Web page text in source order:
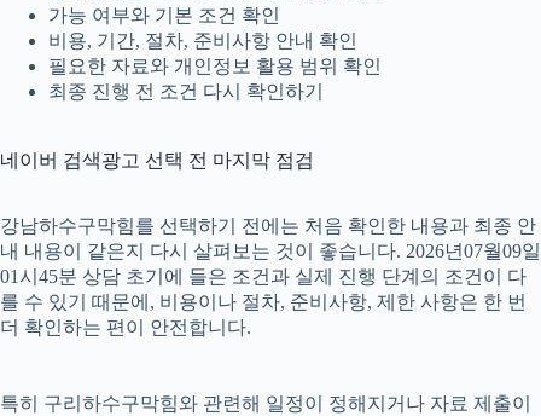
가능 여부와 기본 조건 확인
비용, 기간, 절차, 준비사항 안내 확인
필요한 자료와 개인정보 활용 범위 확인
최종 진행 전 조건 다시 확인하기
네이버 검색광고 선택 전 마지막 점검
강남하수구막힘를 선택하기 전에는 처음 확인한 내용과 최종 안
내 내용이 같은지 다시 살펴보는 것이 좋습니다. 2026년07월09일
01시45분 상담 초기에 들은 조건과 실제 진행 단계의 조건이 다
를 수 있기 때문에, 비용이나 절차, 준비사항, 제한 사항은 한 번
더 확인하는 편이 안전합니다.
특히 구리하수구막힘와 관련해 일정이 정해지거나 자료 제출이